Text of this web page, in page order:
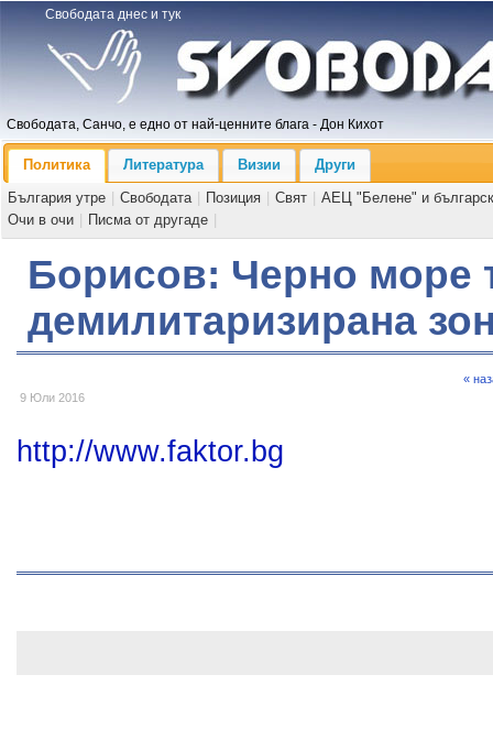
Свободата днес и тук
Свободата, Санчо, е едно от най-ценните блага - Дон Кихот
Политика Литература Визии
Други
България утре
Свободата Позиция Свят
АЕЦ "Белене" и
Очи в очи
Писма от другаде
Борисов: Черно море
демилитаризирана
9 Юли 2016
«
http://www.faktor.bg